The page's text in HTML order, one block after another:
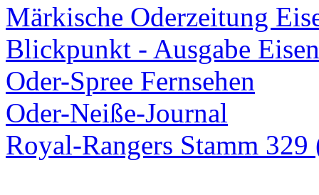
Märkische Oderzeitung
Blickpunkt - Ausgabe
Oder-Spree Fernsehen
Oder-Neiße-Journal
Royal-Rangers Stamm